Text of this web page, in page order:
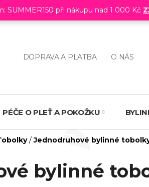
SUMMER150 při nákupu nad 1 000 Kč
DOPRAVA A PLATBA O NÁS
PÉČE O PLEŤ A POKOŽKU
/ Jednodruhové bylinné
bylinné